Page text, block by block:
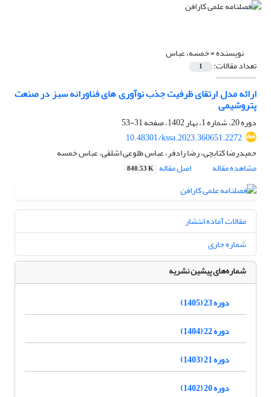
نویسنده =خمسه، عباس
تعداد مقالات: 1
ارائه مدل ارتقای ظرفیت جذب نوآوری های فناورانه سبز در صنعت
پتروشیمی
دوره 20، شماره 1، بهار 1402، صفحه
31-53
10.48301/kssa.2023.360651.2272
حمیدرضا کتابچی، رضا رادفر، عباس طلوعی اشلقی، عباس خمسه
مشاهده مقاله
اصل مقاله 840.53 K
مقالات آماده انتشار
شماره جاری
شماره‌های پیشین نشریه
دوره 23 (1405)
دوره 22 (1404)
دوره 21 (1403)
دوره 20 (1402)